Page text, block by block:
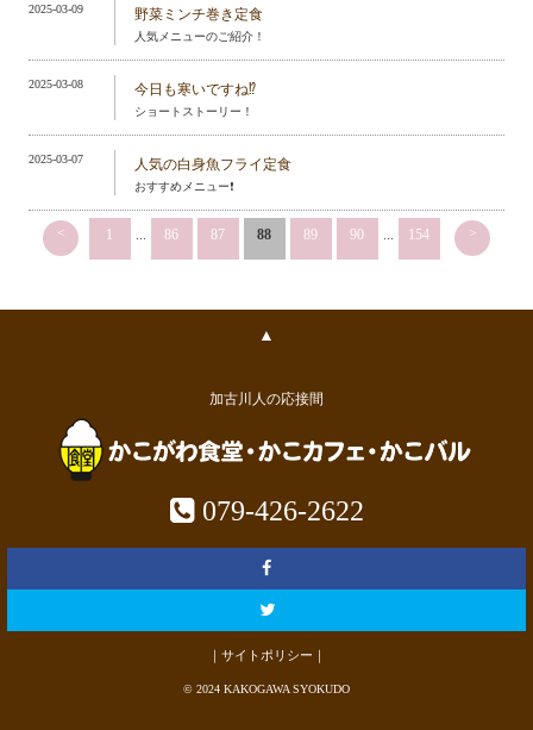
2025-03-09 野菜ミンチ巻き定食
人気メニューのご紹介！
2025-03-08 今日も寒いですね⁉️
ショートストーリー！
2025-03-07 人気の白身魚フライ定食
おすすめメニュー❗️
< 1 ... 86 87 88 89 90 ... 154 >
▲
加古川人の応接間
079-426-2622
｜サイトポリシー｜
© 2024 KAKOGAWA SYOKUDO